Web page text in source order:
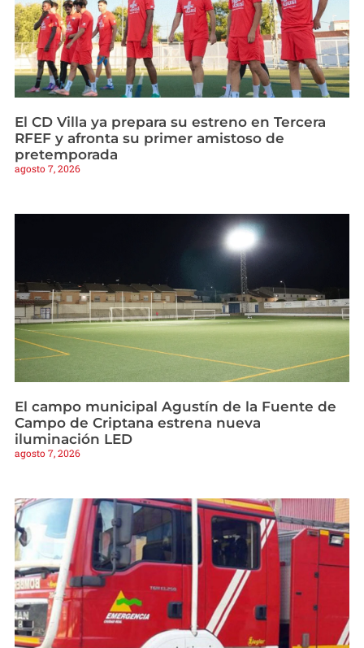
El CD Villa ya prepara su estreno en Tercera
RFEF y afronta su primer amistoso de
pretemporada
agosto 7, 2026
El campo municipal Agustín de la Fuente de
Campo de Criptana estrena nueva
iluminación LED
agosto 7, 2026